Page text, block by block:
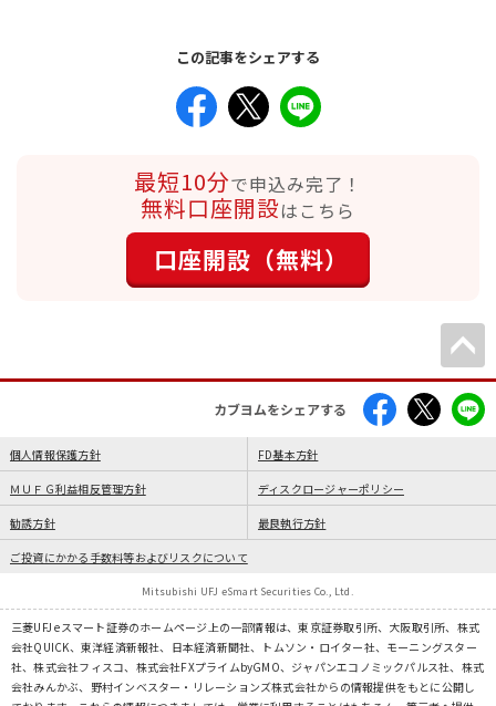
この記事をシェアする
最短10分で申込み完了！
無料口座開設はこちら
口座開設（無料）
カブヨムをシェアする
個人情報保護方針 FD基本方針
ＭＵＦＧ利益相反管理方針 ディスクロージャーポリシー
勧誘方針 最良執行方針
ご投資にかかる手数料等およびリスクについて
Mitsubishi UFJ eSmart Securities Co., Ltd.
三菱UFJ eスマート証券のホームページ上の一部情報は、東京証券取引所、大阪取引所、株式
会社QUICK、東洋経済新報社、日本経済新聞社、トムソン・ロイター社、モーニングスター
社、株式会社フィスコ、株式会社FXプライムbyGMO、ジャパンエコノミックパルス社、株式
会社みんかぶ、野村インベスター・リレーションズ株式会社からの情報提供をもとに公開し